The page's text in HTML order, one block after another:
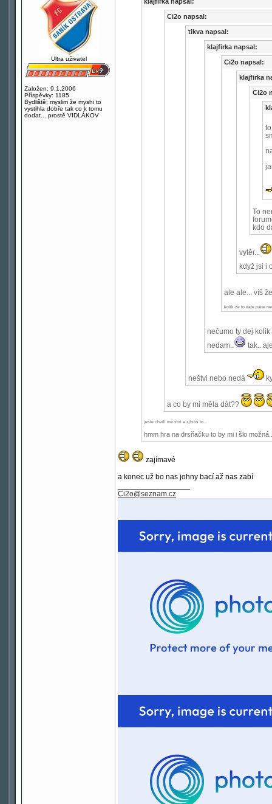
Ultra uživatel
Založen: 9.1.2006
Příspěvky: 1185
Bydliště: myslim že myshi to
vystihla dobře tak co k tomu
dodat... prostě VIDLÁKOV
Ci2o napsal:
tikva napsal:
klajfirka napsal:
Ci2o napsal:
klajfirka
Ci2o
To
kdo
vytěr...
když jsi i
ale ale... víš
kolik že to date pane
nečumo ty dej kolik
nedam..
tak..
neštvi nebo nedá
a co by mi měla dát??
ještě chvili mě štvi a zjistíš to...
hmm hra na drsňačku to by mi i šlo
zajímavé
a konec už bo nas johny bací až nas zabí
Ci2o@seznam.cz